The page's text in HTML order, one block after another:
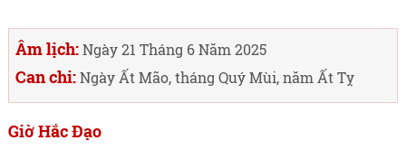
Âm lịch:Ngày 21 Tháng 6 Năm 2025
Can chi:Ngày Ất Mão, tháng Quý Mùi, năm Ất Tỵ
Giờ Hắc Đạo